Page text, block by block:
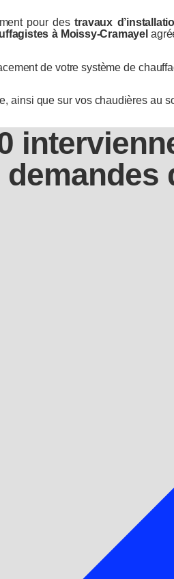
pour destravaux
à Moissy-Cramayel
de votre système de
ainsi que sur vos chaudières au